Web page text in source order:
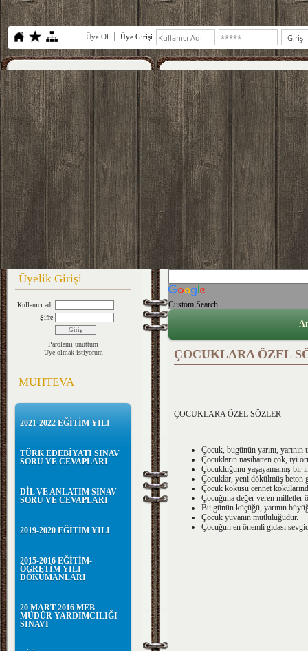
Üye Ol Üye Girişi
Üyelik Girişi
Kullanıcı adı
Şifre
Parolamı unuttum
Üye olmak istiyorum
MUHTEVA
2021-2022 EĞİTİM YILI
TÜRK EDEBİYATI SINAV
SORU VE CEVAPLARI
DİL VE ANLATIM SINAV
SORU VE CEVAPLARI
2019-2020 EĞİTİM YILI
2015-2016 EĞİTİM-
ÖĞRETİM YILI
DÖKÜMANLARI
20 MART 2016 MEB
MÜDÜR YARDIMCILIĞI
SINAVI
Custom Search
ÇOCUKLARA ÖZEL
ÇOCUKLARA ÖZEL SÖZLER
Çocuk, bugünün yarını, yarının
Çocukların nasihatten çok, iyi
Çocukluğunu yaşayamamış bir
Çocuklar, yeni dökülmüş beton
Çocuk kokusu cennet
Çocuğuna değer veren milletler
Bu günün küçüğü, yarının
Çocuk yuvanın mutluluğudur.
Çocuğun en önemli gıdası